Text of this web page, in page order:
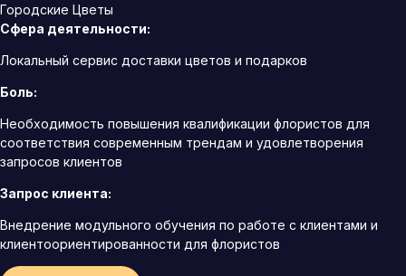
Городские Цветы
Сфера деятельности:
Локальный сервис доставки цветов и подарков
Боль:
Необходимость повышения квалификации флористов для
соответствия современным трендам и удовлетворения
запросов клиентов
Запрос клиента:
Внедрение модульного обучения по работе с клиентами и
клиентоориентированности для флористов